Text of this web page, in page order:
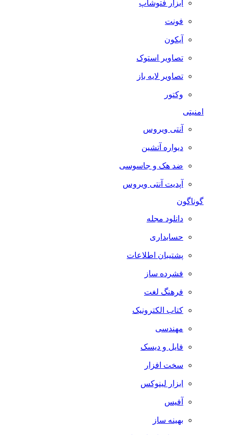
ابزار فتوشاپ
فونت
آیکون
تصاویر استوک
تصاویر لایه باز
وکتور
آنتی ویروس
دیواره آتشین
ضد هک و جاسوسی
آپدیت آنتی ویروس
گوناگون
دانلود مجله
حسابداری
پشتیبان اطلاعات
فشرده ساز
فرهنگ لغت
کتاب الکترونیک
مهندسی
فایل و دیسک
سخت افزار
ابزار لینوکس
آفیس
بهینه ساز